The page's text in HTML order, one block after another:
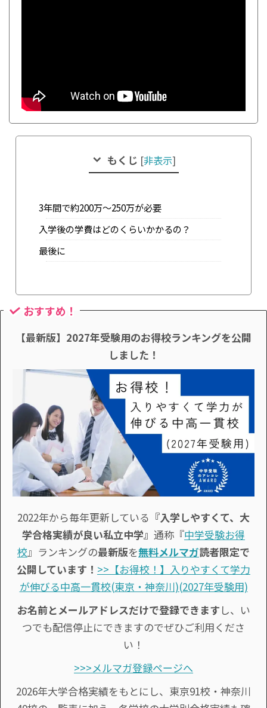
もくじ [非表示]
3年間で約200万～250万が必要
入学後の学費はどのくらいかかるの？
最後に
おすすめ！
【最新版】2027年受験用のお得校ランキングを公開
しました！
2022年から毎年更新している 『入学しやすくて、大
学合格実績が良い私立中学』 通称『中学受験お得
校』ランキングの最新版を無料メルマガ読者限定で
公開しています！ >>【お得校！】入りやすくて学力
が伸びる中高一貫校(東京・神奈川)(2027年受験用)
お名前とメールアドレスだけで登録できます し、い
つでも配信停止にできますのでぜひご利用くださ
い！
>>>メルマガ登録ページへ
2026年大学合格実績をもとにし、東京91校・神奈川